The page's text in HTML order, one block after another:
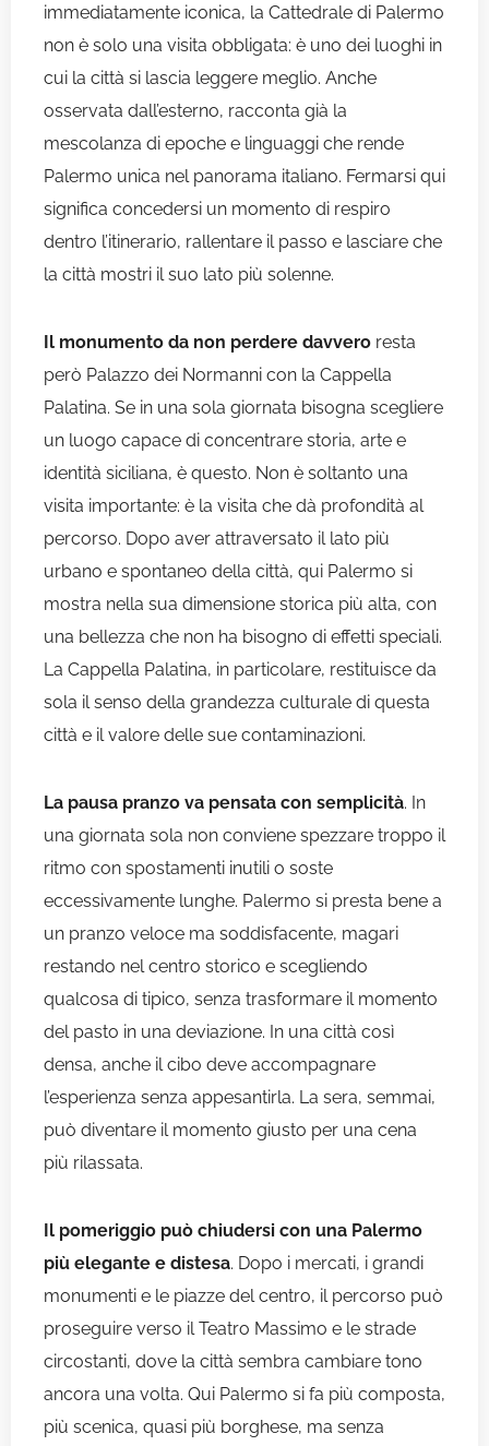
immediatamente iconica, la Cattedrale di Palermo
non è solo una visita obbligata: è uno dei luoghi in
cui la città si lascia leggere meglio. Anche
osservata dall’esterno, racconta già la
mescolanza di epoche e linguaggi che rende
Palermo unica nel panorama italiano. Fermarsi qui
significa concedersi un momento di respiro
dentro l’itinerario, rallentare il passo e lasciare che
la città mostri il suo lato più solenne.
Il monumento da non perdere davvero resta
però Palazzo dei Normanni con la Cappella
Palatina. Se in una sola giornata bisogna scegliere
un luogo capace di concentrare storia, arte e
identità siciliana, è questo. Non è soltanto una
visita importante: è la visita che dà profondità al
percorso. Dopo aver attraversato il lato più
urbano e spontaneo della città, qui Palermo si
mostra nella sua dimensione storica più alta, con
una bellezza che non ha bisogno di effetti speciali.
La Cappella Palatina, in particolare, restituisce da
sola il senso della grandezza culturale di questa
città e il valore delle sue contaminazioni.
La pausa pranzo va pensata con semplicità. In
una giornata sola non conviene spezzare troppo il
ritmo con spostamenti inutili o soste
eccessivamente lunghe. Palermo si presta bene a
un pranzo veloce ma soddisfacente, magari
restando nel centro storico e scegliendo
qualcosa di tipico, senza trasformare il momento
del pasto in una deviazione. In una città così
densa, anche il cibo deve accompagnare
l’esperienza senza appesantirla. La sera, semmai,
può diventare il momento giusto per una cena
più rilassata.
Il pomeriggio può chiudersi con una Palermo
più elegante e distesa. Dopo i mercati, i grandi
monumenti e le piazze del centro, il percorso può
proseguire verso il Teatro Massimo e le strade
circostanti, dove la città sembra cambiare tono
ancora una volta. Qui Palermo si fa più composta,
più scenica, quasi più borghese, ma senza